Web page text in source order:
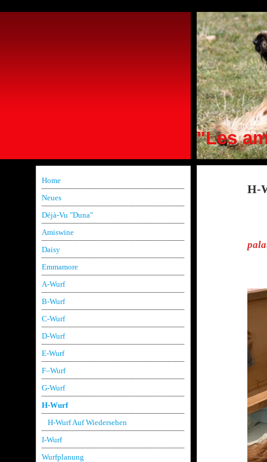
"Les
Home
Neues
Déjà-Vu "Duna"
Amiswine
Daisy
Emmamore
A-Wurf
B-Wurf
C-Wurf
D-Wurf
E-Wurf
F–Wurf
G-Wurf
H-Wurf
H-Wurf Auf Wiedersehen
I-Wurf
Wurfplanung
H-